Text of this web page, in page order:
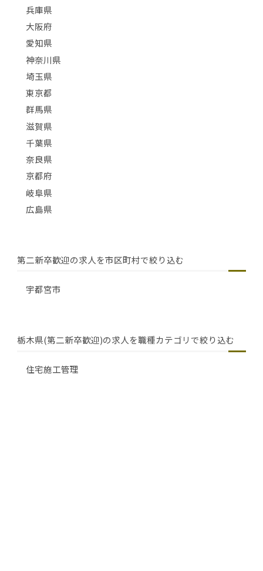
兵庫県
大阪府
愛知県
神奈川県
埼玉県
東京都
群馬県
滋賀県
千葉県
奈良県
京都府
岐阜県
広島県
第二新卒歓迎の求人を市区町村で絞り込む
宇都宮市
栃木県(第二新卒歓迎)の求人を職種カテゴリで絞り込む
住宅施工管理